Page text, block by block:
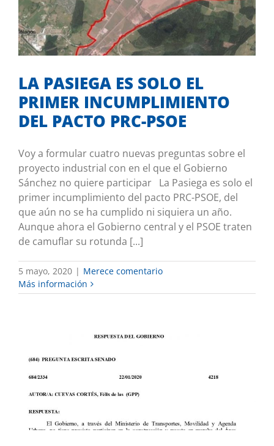
INCUMPLIMIENTO DEL PACTO PRC-
PSOE
Merece comentario
LA PASIEGA ES SOLO EL
PRIMER INCUMPLIMIENTO
DEL PACTO PRC-PSOE
Voy a formular cuatro nuevas preguntas sobre el
proyecto industrial con en el que el Gobierno
Sánchez no quiere participar La Pasiega es solo el
primer incumplimiento del pacto PRC-PSOE, del
que aún no se ha cumplido ni siquiera un año.
Aunque ahora el Gobierno central y el PSOE traten
de camuflar su rotunda [...]
5 mayo, 2020 | Merece comentario
Más información
NO HAY INTENCIÓN DE PARTICIPAR
EN EL PROYECTO DE LA PASIEGA